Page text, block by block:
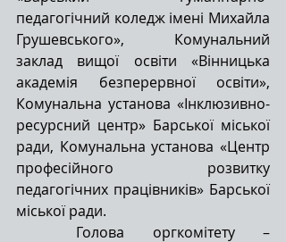
педагогічний коледж імені Михайла
Грушевського», Комунальний
заклад вищої освіти «Вінницька
академія безперервної освіти»,
Комунальна установа «Інклюзивно-
ресурсний центр» Барської міської
ради, Комунальна установа «Центр
професійного розвитку
педагогічних працівників» Барської
міської ради.